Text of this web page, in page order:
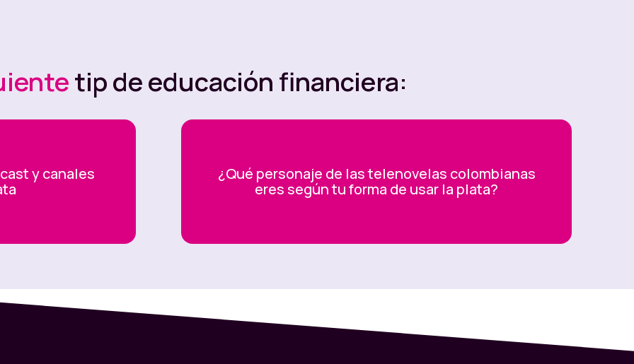
tu pareja tiene una graaaaan influencia
tip de educación financiera:
y canales
¿Qué personaje de las telenovelas colombianas
eres según tu forma de usar la plata?